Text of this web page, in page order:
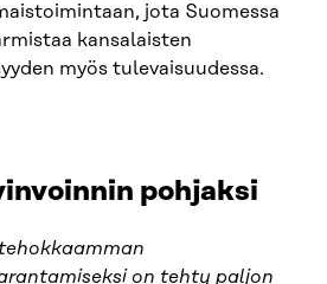
jota Suomessa
kansalaisten
myös tulevaisuudessa.
pohjaksi
on tehty paljon